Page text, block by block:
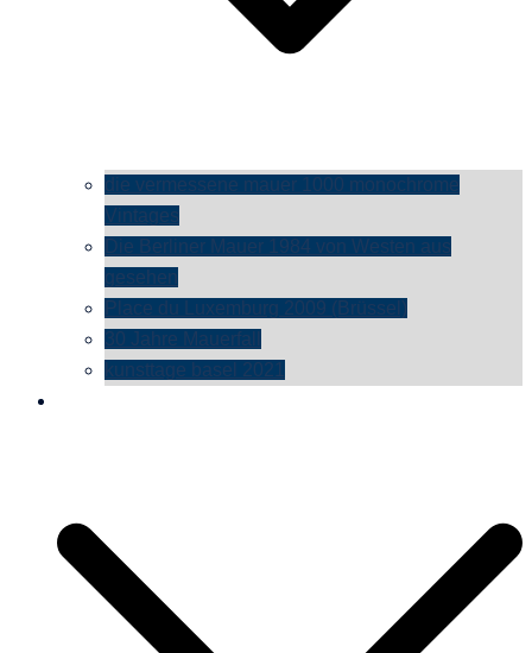
die vermessene mauer 1000 monochrome
Vintages
Die Berliner Mauer 1984 von Westen aus
gesehen
Place du Luxemburg 2009 (Brüssel)
30 Jahre Mauerfall
kunsttage basel 2021